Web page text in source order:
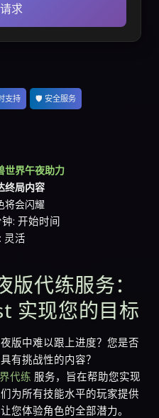
求
支持 🛡 安全服务
世界午夜助力
终局内容
将会闪耀
钟: 开始时间
灵活
代练服务：
实现您的目标
版中难以跟上进度？您是否
有挑战性的内容？
代练 服务，旨在帮助您实现
为所有技能水平的玩家提供
您体验角色的全部潜力。